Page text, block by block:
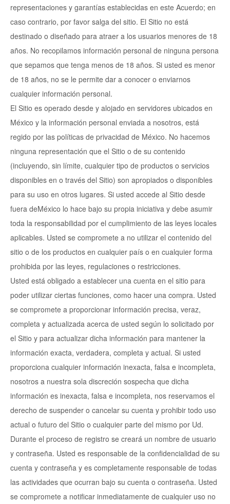
representaciones y garantías establecidas en este Acuerdo; en
caso contrario, por favor salga del sitio. El Sitio no está
destinado o diseñado para atraer a los usuarios menores de 18
años. No recopilamos información personal de ninguna persona
que sepamos que tenga menos de 18 años. Si usted es menor
de 18 años, no se le permite dar a conocer o enviarnos
cualquier información personal.
El Sitio es operado desde y alojado en servidores ubicados en
México y la información personal enviada a nosotros, está
regido por las políticas de privacidad de México. No hacemos
ninguna representación que el Sitio o de su contenido
(incluyendo, sin límite, cualquier tipo de productos o servicios
disponibles en o través del Sitio) son apropiados o disponibles
para su uso en otros lugares. Si usted accede al Sitio desde
fuera deMéxico lo hace bajo su propia iniciativa y debe asumir
toda la responsabilidad por el cumplimiento de las leyes locales
aplicables. Usted se compromete a no utilizar el contenido del
sitio o de los productos en cualquier país o en cualquier forma
prohibida por las leyes, regulaciones o restricciones.
Usted está obligado a establecer una cuenta en el sitio para
poder utilizar ciertas funciones, como hacer una compra. Usted
se compromete a proporcionar información precisa, veraz,
completa y actualizada acerca de usted según lo solicitado por
el Sitio y para actualizar dicha información para mantener la
información exacta, verdadera, completa y actual. Si usted
proporciona cualquier información inexacta, falsa e incompleta,
nosotros a nuestra sola discreción sospecha que dicha
información es inexacta, falsa e incompleta, nos reservamos el
derecho de suspender o cancelar su cuenta y prohibir todo uso
actual o futuro del Sitio o cualquier parte del mismo por Ud.
Durante el proceso de registro se creará un nombre de usuario
y contraseña. Usted es responsable de la confidencialidad de su
cuenta y contraseña y es completamente responsable de todas
las actividades que ocurran bajo su cuenta o contraseña. Usted
se compromete a notificar inmediatamente de cualquier uso no